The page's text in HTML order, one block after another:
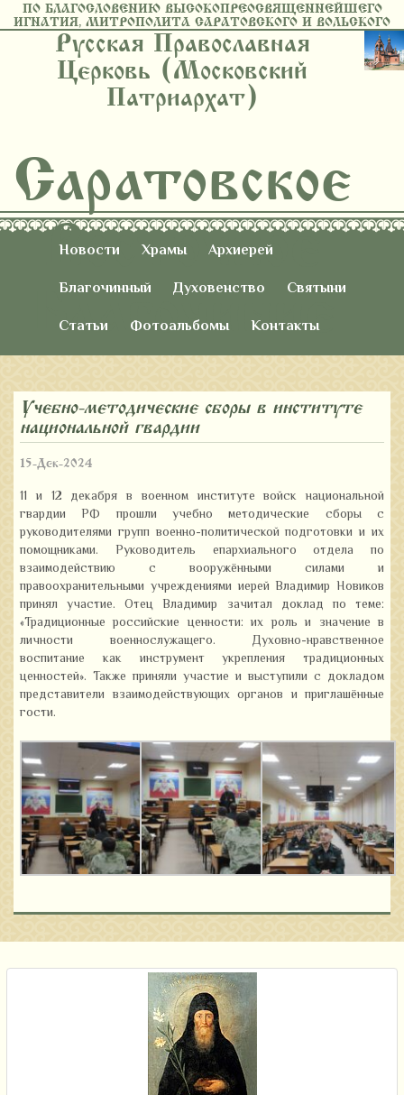
ПО БЛАГОСЛОВЕНИЮ ВЫСОКОПРЕОСВЯЩЕННЕЙШЕГО
ИГНАТИЯ, МИТРОПОЛИТА САРАТОВСКОГО И ВОЛЬСКОГО
Русская Православная
Церковь (Московский
Патриархат)
Саратовское
Восточное
Благочиние
Новости Храмы
Архиерей
Благочинный
Духовенство
Святыни
Статьи
Фотоальбомы Контакты
Учебно-методические сборы в институте
национальной гвардии
15-Дек-2024
11 и 12 декабря в военном институте войск национальной
гвардии РФ прошли учебно методические сборы с
руководителями групп военно-политической подготовки и их
помощниками. Руководитель епархиального отдела по
взаимодействию с вооружёнными силами и
правоохранительными учреждениями иерей Владимир Новиков
принял участие. Отец Владимир зачитал доклад по теме:
«Традиционные российские ценности: их роль и значение в
личности военнослужащего. Духовно-нравственное
воспитание как инструмент укрепления традиционных
ценностей». Также приняли участие и выступили с докладом
представители взаимодействующих органов и приглашённые
гости.